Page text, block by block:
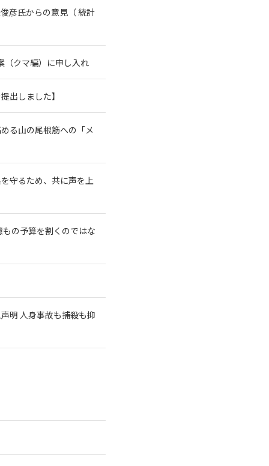
彦氏からの意見（ 統計
クマ編）に申し入れ
出しました】
る山の尾根筋への「メ
守るため、共に声を上
の予算を割くのではな
明 人身事故も捕殺も抑